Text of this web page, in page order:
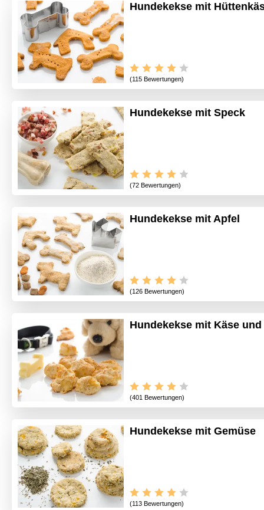
Hundekekse mit
(115 Bewertungen)
Hundekekse mit Speck
(72 Bewertungen)
Hundekekse mit Apfel
(126 Bewertungen)
Hundekekse mit Käse
(401 Bewertungen)
Hundekekse mit Gemüse
(113 Bewertungen)